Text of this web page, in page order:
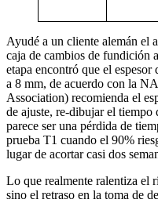
Ayudé a un cliente alemán el
caja de cambios de fundición
etapa encontró que el
a 8 mm, de acuerdo con la
Association) recomienda el
de ajuste, re-dibujar el tiempo
parece ser una pérdida de
prueba T1 cuando el 90%
lugar de acortar casi dos
Lo que realmente ralentiza el
sino el retraso en la toma de